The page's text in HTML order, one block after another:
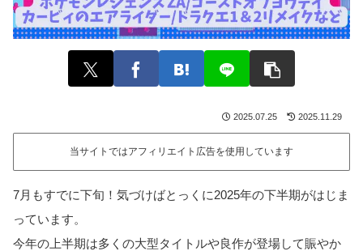
2025.07.25 2025.11.29
当サイトではアフィリエイト広告を使用しています
7月もすでに下旬！気づけばとっくに2025年の下半期がはじま
っています。
今年の上半期は多くの大型タイトルや良作が登場して賑やか